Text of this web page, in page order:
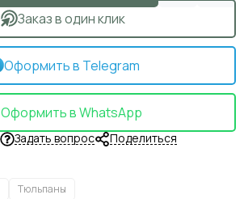
Заказ в один клик
Оформить в Telegram
Оформить в WhatsApp
Задать вопрос
Поделиться
Тюльпаны